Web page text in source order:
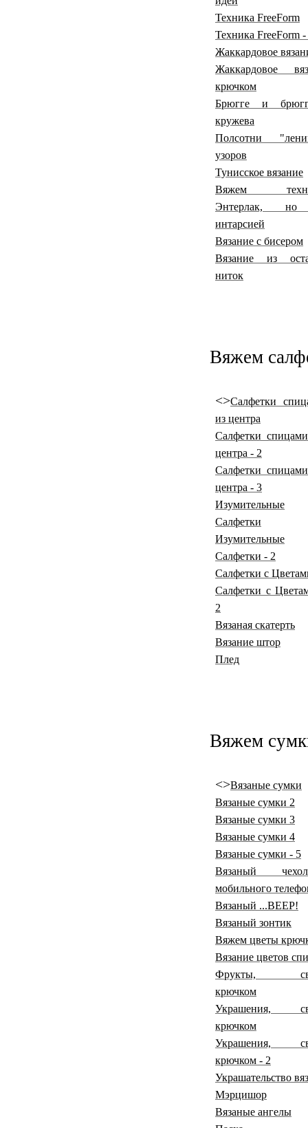
Техника FreeForm
Техника FreeForm -
Жаккардовое
Жаккардовое
крючком
Брюгге и
кружева
Полсотни
узоров
Тунисское вязание
Вяжем
Энтерлак,
интарсией
Вязание с бисером
Вязание из
ниток
Вяжем
<>Салфетки
из центра
Салфетки
центра - 2
Салфетки
центра - 3
Изумительные
Салфетки
Изумительные
Салфетки - 2
Салфетки с
Салфетки с
2
Вязаная скатерть
Вязание штор
Плед
Вяжем
<>Вязаные сумки
Вязаные сумки 2
Вязаные сумки 3
Вязаные сумки 4
Вязаные сумки - 5
Вязаный
мобильного
Вязаный ...ВЕЕР!
Вязаный зонтик
Вяжем цветы
Вязание цветов
Фрукты,
крючком
Украшения,
крючком
Украшения,
крючком - 2
Украшательство
Мэрцишор
Вязаные ангелы